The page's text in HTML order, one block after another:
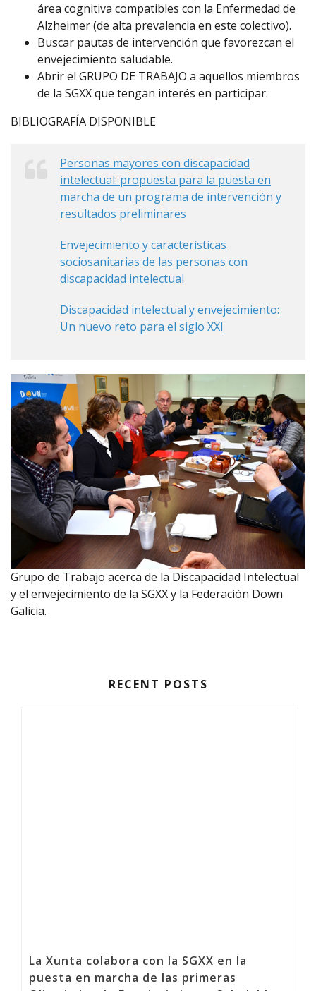
área cognitiva compatibles con la Enfermedad de
Alzheimer (de alta prevalencia en este colectivo).
Buscar pautas de intervención que favorezcan el
envejecimiento saludable.
Abrir el GRUPO DE TRABAJO a aquellos miembros
de la SGXX que tengan interés en participar.
BIBLIOGRAFÍA DISPONIBLE
Personas mayores con discapacidad
intelectual: propuesta para la puesta en
marcha de un programa de intervención y
resultados preliminares
Envejecimiento y características
sociosanitarias de las personas con
discapacidad intelectual
Discapacidad intelectual y envejecimiento:
Un nuevo reto para el siglo XXI
Grupo de Trabajo acerca de la Discapacidad Intelectual
y el envejecimiento de la SGXX y la Federación Down
Galicia.
RECENT POSTS
La Xunta colabora con la SGXX en la
puesta en marcha de las primeras